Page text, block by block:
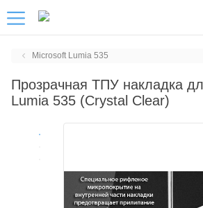
Microsoft Lumia 535
Прозрачная ТПУ накладка
Lumia 535 (Crystal Clear)